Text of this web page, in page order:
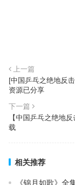
上一篇
[中国乒乓之绝地反
资源已分享
下一篇
【中国乒乓之绝地
载
相关推荐
《锦月如歌》全